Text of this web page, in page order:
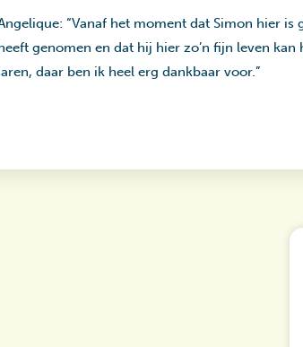
“Vanaf het moment dat Simon hier
genomen en dat hij hier zo’n fijn leven
daar ben ik heel erg dankbaar voor.”